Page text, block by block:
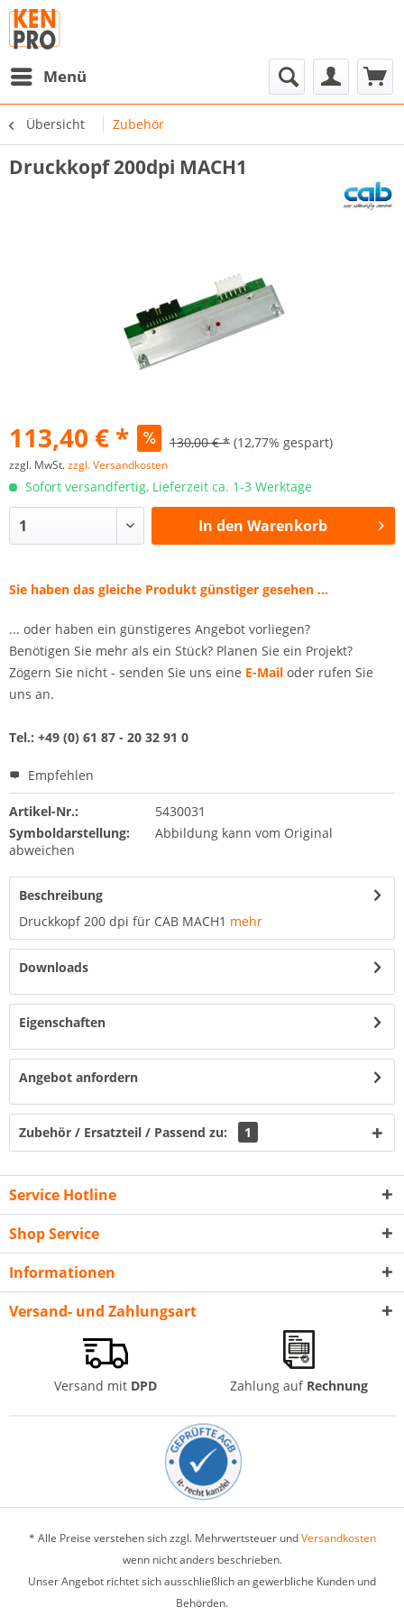
Menü
Übersicht Zubehör
Druckkopf 200dpi MACH1
113,40 € * 130,00 € * (12,77% gespart)
zzgl. MwSt.zzgl. Versandkosten
Sofort versandfertig, Lieferzeit ca. 1-3 Werktage
In den Warenkorb
Sie haben das gleiche Produkt günstiger gesehen ...
... oder haben ein günstigeres Angebot vorliegen?
Benötigen Sie mehr als ein Stück? Planen Sie ein Projekt?
Zögern Sie nicht - senden Sie uns eine E-Mail oder rufen Sie
uns an.
Tel.: +49 (0) 61 87 - 20 32 91 0
Empfehlen
Artikel-Nr.:
5430031
Symboldarstellung:
Abbildung kann vom Original
abweichen
Beschreibung
Druckkopf 200 dpi für CAB MACH1 mehr
Downloads
Eigenschaften
Angebot anfordern
Zubehör / Ersatzteil / Passend zu: 1
Service Hotline
Shop Service
Informationen
Versand- und Zahlungsart
Versand mit DPD Zahlung auf Rechnung
* Alle Preise verstehen sich zzgl. Mehrwertsteuer undVersandkosten
wenn nicht anders beschrieben.
Unser Angebot richtet sich ausschließlich an gewerbliche Kunden und
Behörden.